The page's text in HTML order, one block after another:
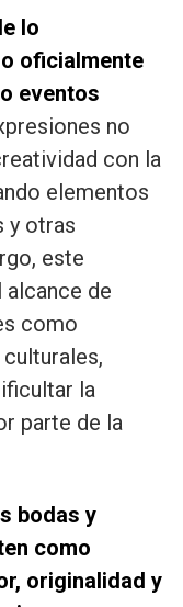
lo
oficialmente
eventos
no
con la
elementos
y otras
este
alcance de
como
la
parte de la
bodas y
como
originalidad y